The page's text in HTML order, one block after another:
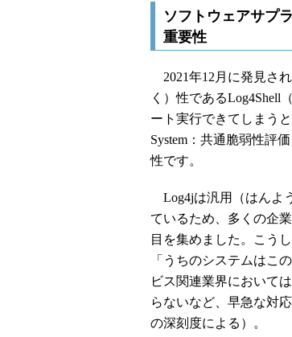
ソフトウェアサプ
重要性
2021年12月に発見さ
く）性であるLog4Shell
ート実行できてしまう
System：共通脆弱性評
性です。
Log4jは汎用（はんよ
ているため、多くの企
目を集めました。こう
「うちのシステムはこ
ビス関連業界において
らないなど、早急な対
の深刻度による）。